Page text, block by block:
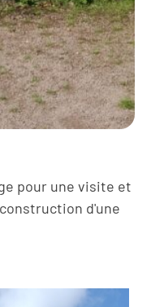
pour une visite et
d'une